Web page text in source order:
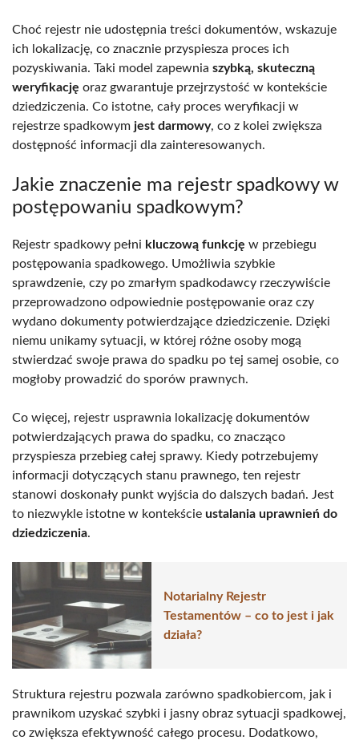
Choć rejestr nie udostępnia treści dokumentów, wskazuje
ich lokalizację, co znacznie przyspiesza proces ich
pozyskiwania. Taki model zapewnia szybką, skuteczną
weryfikację oraz gwarantuje przejrzystość w kontekście
dziedziczenia. Co istotne, cały proces weryfikacji w
rejestrze spadkowym jest darmowy, co z kolei zwiększa
dostępność informacji dla zainteresowanych.
Jakie znaczenie ma rejestr spadkowy w
postępowaniu spadkowym?
Rejestr spadkowy pełni kluczową funkcję w przebiegu
postępowania spadkowego. Umożliwia szybkie
sprawdzenie, czy po zmarłym spadkodawcy rzeczywiście
przeprowadzono odpowiednie postępowanie oraz czy
wydano dokumenty potwierdzające dziedziczenie. Dzięki
niemu unikamy sytuacji, w której różne osoby mogą
stwierdzać swoje prawa do spadku po tej samej osobie, co
mogłoby prowadzić do sporów prawnych.
Co więcej, rejestr usprawnia lokalizację dokumentów
potwierdzających prawa do spadku, co znacząco
przyspiesza przebieg całej sprawy. Kiedy potrzebujemy
informacji dotyczących stanu prawnego, ten rejestr
stanowi doskonały punkt wyjścia do dalszych badań. Jest
to niezwykle istotne w kontekście ustalania uprawnień do
dziedziczenia.
Notarialny Rejestr
Testamentów – co to jest i jak
działa?
Struktura rejestru pozwala zarówno spadkobiercom, jak i
prawnikom uzyskać szybki i jasny obraz sytuacji spadkowej,
co zwiększa efektywność całego procesu. Dodatkowo,